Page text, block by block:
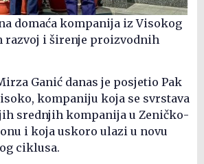
domaća kompanija iz Visokog
razvoj i širenje proizvodnih
Ganić danas je posjetio Pak
kompaniju koja se svrstava
srednjih kompanija u Zeničko-
i koja uskoro ulazi u novu
ciklusa.